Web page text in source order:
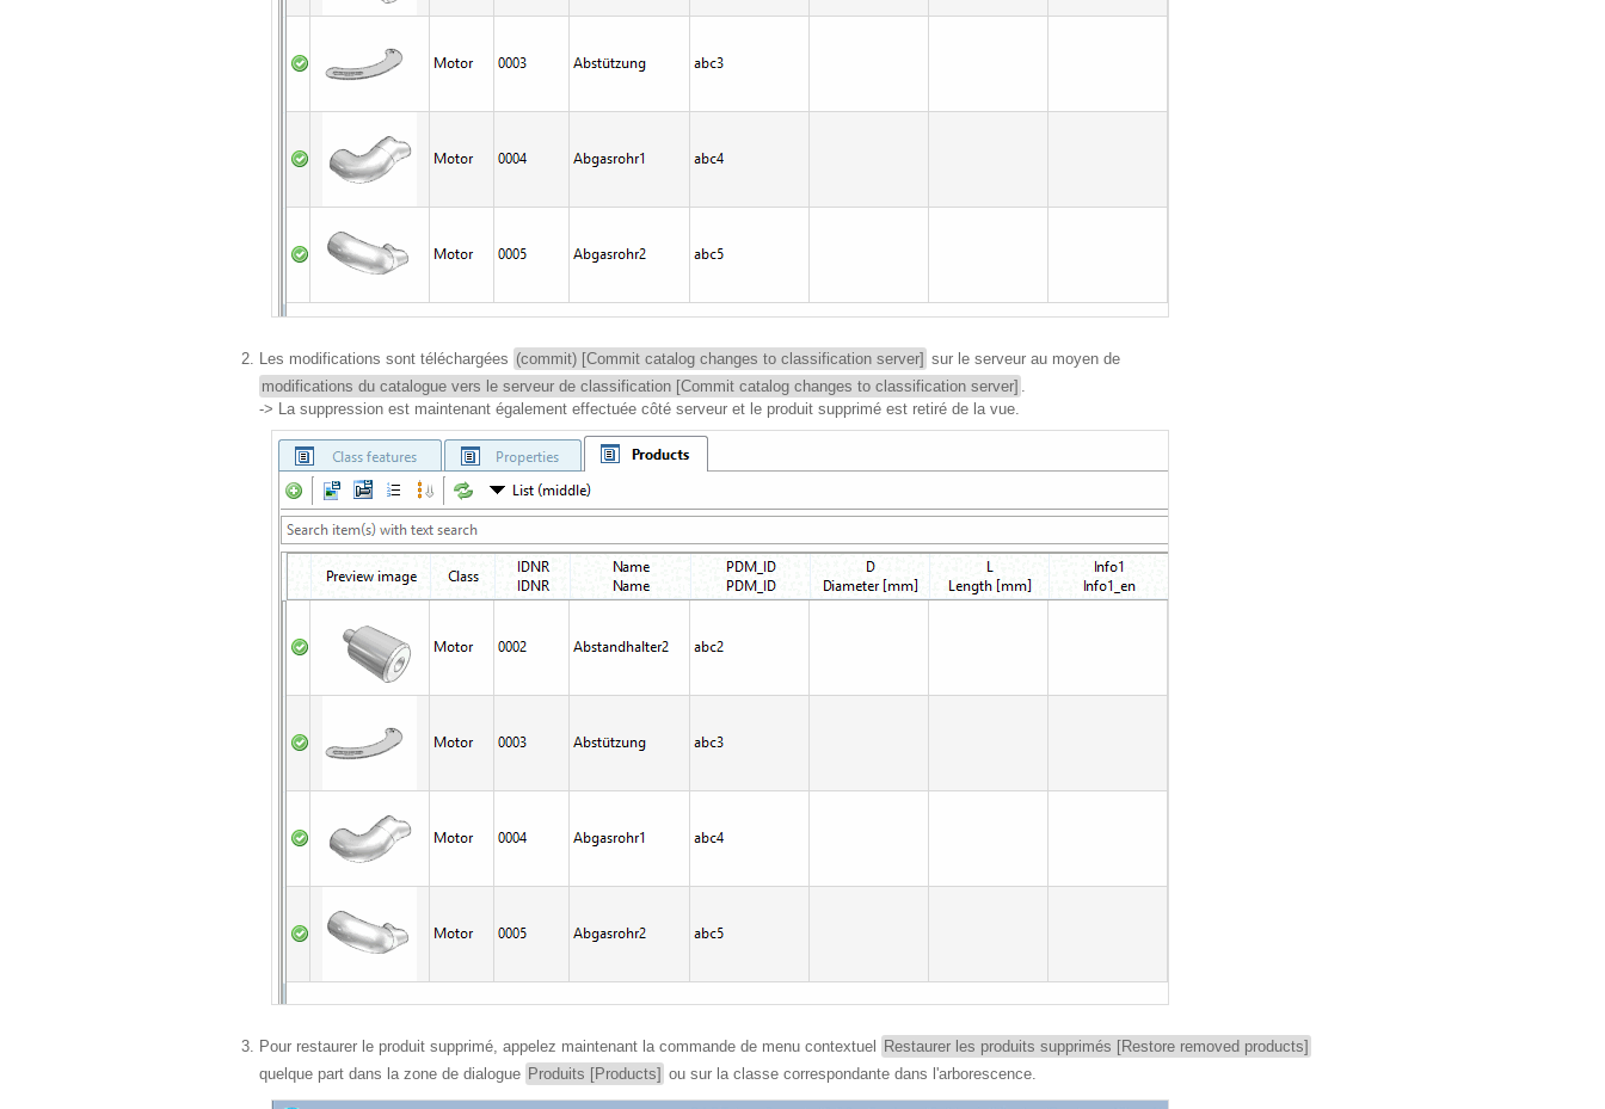
Les modifications sont téléchargées (commit) [Commit catalog changes to classification server] sur le serveur au moyen de
modifications du catalogue vers le serveur de classification [Commit catalog changes to classification server] .
-> La suppression est maintenant également effectuée côté serveur et le produit supprimé est retiré de la vue.
Pour restaurer le produit supprimé, appelez maintenant la commande de menu contextuel
Restaurer les produits supprimés [Restore removed products]
quelque part dans la zone de dialogue Produits [Products] ou sur la classe correspondante dans l'arborescence.